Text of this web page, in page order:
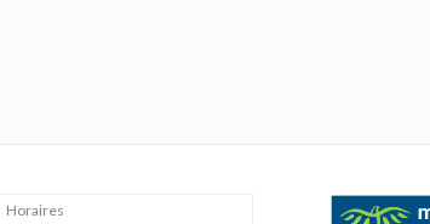
Horaires